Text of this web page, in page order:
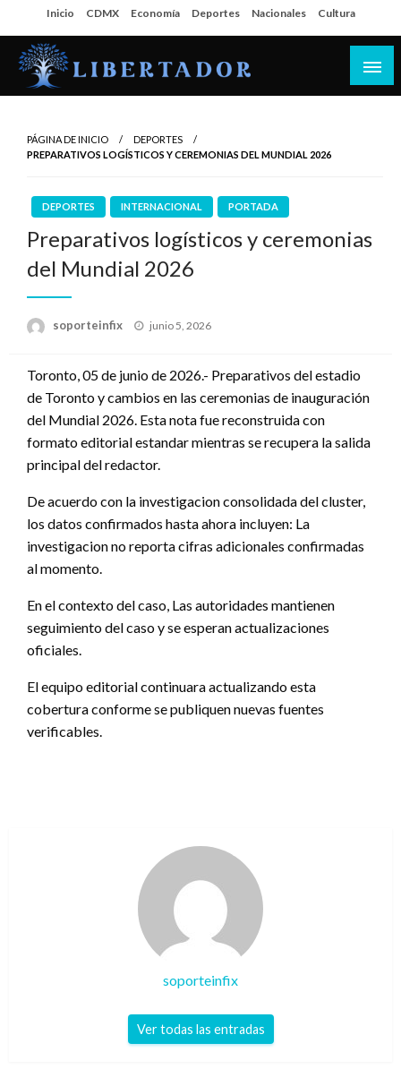
al
contenido
Inicio CDMX Economía Deportes Nacionales Cultura
PÁGINA DE INICIO
DEPORTES
PREPARATIVOS LOGÍSTICOS Y CEREMONIAS DEL MUNDIAL 2026
DEPORTES INTERNACIONAL PORTADA
Preparativos logísticos y ceremonias
del Mundial 2026
soporteinfix
Publicado
junio 5, 2026
Toronto, 05 de junio de 2026.- Preparativos del estadio
de Toronto y cambios en las ceremonias de inauguración
del Mundial 2026. Esta nota fue reconstruida con
formato editorial estandar mientras se recupera la salida
principal del redactor.
De acuerdo con la investigacion consolidada del cluster,
los datos confirmados hasta ahora incluyen: La
investigacion no reporta cifras adicionales confirmadas
al momento.
En el contexto del caso, Las autoridades mantienen
seguimiento del caso y se esperan actualizaciones
oficiales.
El equipo editorial continuara actualizando esta
cobertura conforme se publiquen nuevas fuentes
verificables.
soporteinfix
Ver todas las entradas